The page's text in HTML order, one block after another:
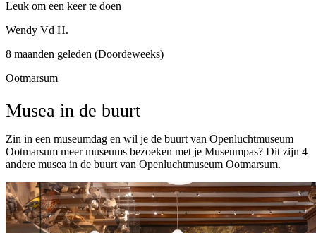
Leuk om een keer te doen
Wendy Vd H.
8 maanden geleden (Doordeweeks)
Ootmarsum
Musea in de buurt
Zin in een museumdag en wil je de buurt van Openluchtmuseum
Ootmarsum meer museums bezoeken met je Museumpas? Dit zijn 4
andere musea in de buurt van Openluchtmuseum Ootmarsum.